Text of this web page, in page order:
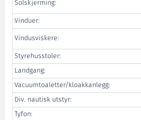
Solskjerming:
Vinduer:
Vindusviskere:
Styrehusstoler:
Landgang:
Vacuumtoaletter/kloakkanlegg:
Div. nautisk utstyr:
Tyfon: